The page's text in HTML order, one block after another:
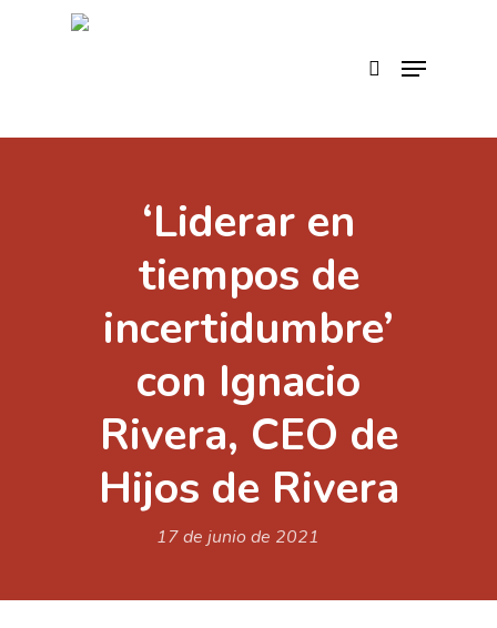
Menu
‘Liderar en
tiempos de
incertidumbre’
con Ignacio
Rivera, CEO de
Hijos de Rivera
17 de junio de 2021